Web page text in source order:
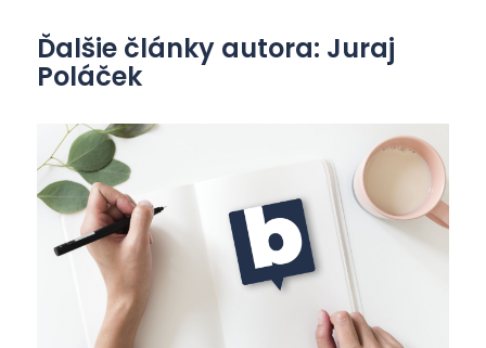
Ďalšie články autora: Juraj
Poláček